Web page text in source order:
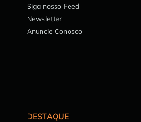
Siga nosso Feed
Newsletter
Anuncie Conosco
DESTAQUE